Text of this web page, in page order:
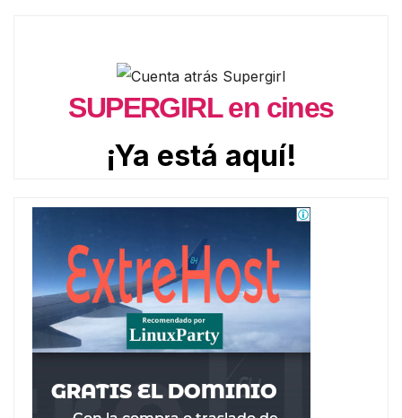
SUPERGIRL en cines
¡Ya está aquí!